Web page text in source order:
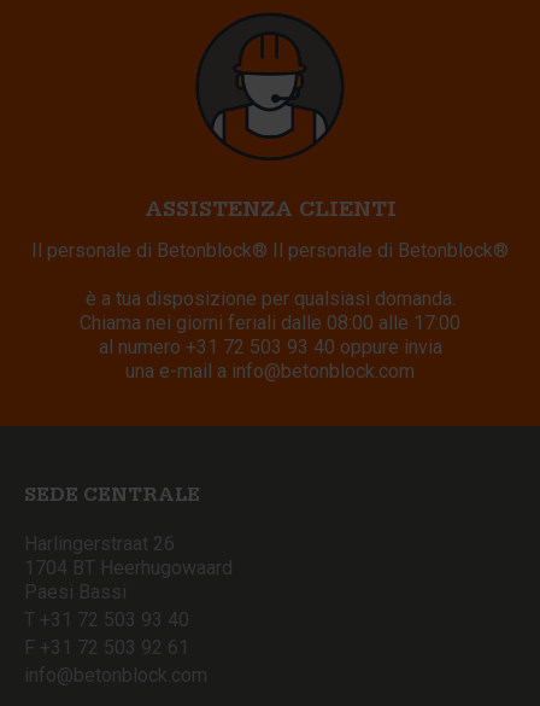
ASSISTENZA CLIENTI
Il personale di Betonblock® Il personale di Betonblock®
è a tua disposizione per qualsiasi domanda.
Chiama nei giorni feriali dalle 08:00 alle 17:00
al numero +31 72 503 93 40 oppure invia
una e-mail a info@betonblock.com
SEDE CENTRALE
Harlingerstraat 26
1704 BT Heerhugowaard
Paesi Bassi
T +31 72 503 93 40
F +31 72 503 92 61
info@betonblock.com